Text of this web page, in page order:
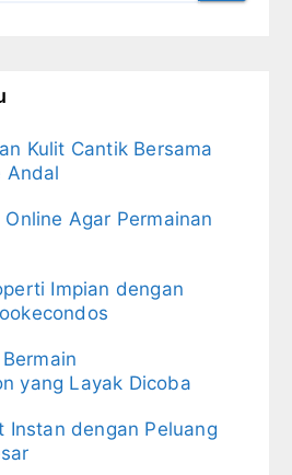
Kulit Cantik Bersama
Andal
Agar Permainan
Impian dengan
yang Layak Dicoba
Instan dengan Peluang